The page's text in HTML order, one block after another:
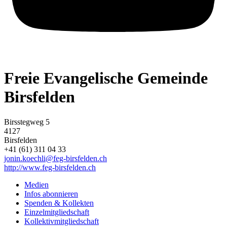
Freie Evangelische Gemeinde
Birsfelden
Birsstegweg 5
4127
Birsfelden
+41 (61) 311 04 33
jonin.koechli@feg-birsfelden.ch
http://www.feg-birsfelden.ch
Medien
Infos abonnieren
Spenden & Kollekten
Einzelmitgliedschaft
Kollektivmitgliedschaft